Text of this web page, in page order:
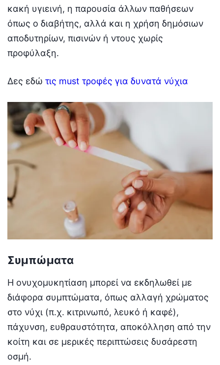
κακή υγιεινή, η παρουσία άλλων παθήσεων
όπως ο διαβήτης, αλλά και η χρήση δημόσιων
αποδυτηρίων, πισινών ή ντους χωρίς
προφύλαξη.
Δες εδώ τις must τροφές για δυνατά νύχια
Συμπώματα
Η ονυχομυκητίαση μπορεί να εκδηλωθεί με
διάφορα συμπτώματα, όπως αλλαγή χρώματος
στο νύχι (π.χ. κιτρινωπό, λευκό ή καφέ),
πάχυνση, ευθραυστότητα, αποκόλληση από την
κοίτη και σε μερικές περιπτώσεις δυσάρεστη
οσμή.